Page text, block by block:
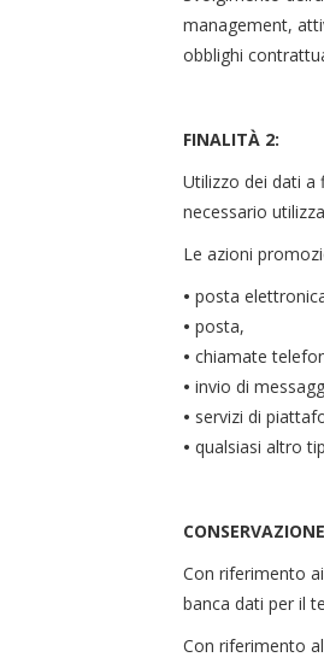
management,
obblighi
FINALITÀ 2:
Utilizzo dei dati a
necessario
Le azioni
• posta
• posta,
• chiamate
• invio di
• servizi di
• qualsiasi altro
Con riferimento
banca dati per il
Con riferimento